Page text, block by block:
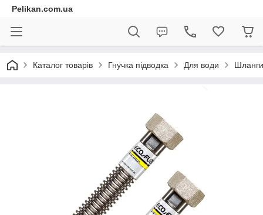
Pelikan.com.ua
Каталог товарів Гнучка підводка Для води